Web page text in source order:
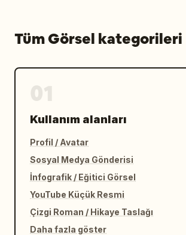
Tüm Görsel kategorileri
Kullanım alanları
Profil / Avatar
Sosyal Medya Gönderisi
İnfografik / Eğitici Görsel
YouTube Küçük Resmi
Çizgi Roman / Hikaye Taslağı
Daha fazla göster